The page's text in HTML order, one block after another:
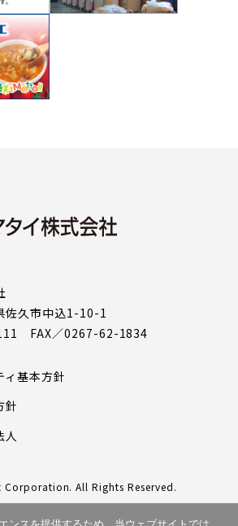
佐久市中込1-10-1
FAX／0267-62-1834
ィ基本方針
針
人
All Rights Reserved.